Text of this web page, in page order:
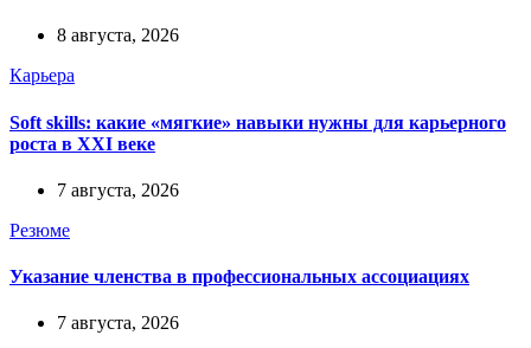
8 августа, 2026
Карьера
Soft skills: какие «мягкие» навыки нужны для карьерного
роста в XXI веке
7 августа, 2026
Резюме
Указание членства в профессиональных ассоциациях
7 августа, 2026